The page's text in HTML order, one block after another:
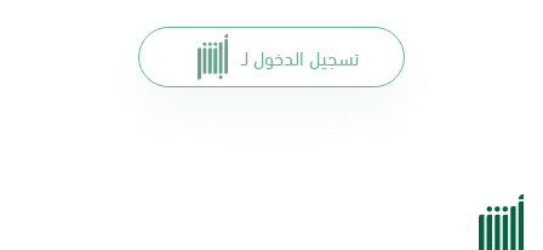
تسجيل الدخول لـ